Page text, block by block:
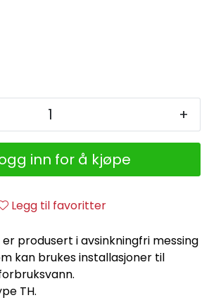
+
inn for å kjøpe
Legg til favoritter
produsert i avsinkningfri messing
kan brukes installasjoner til
TH.